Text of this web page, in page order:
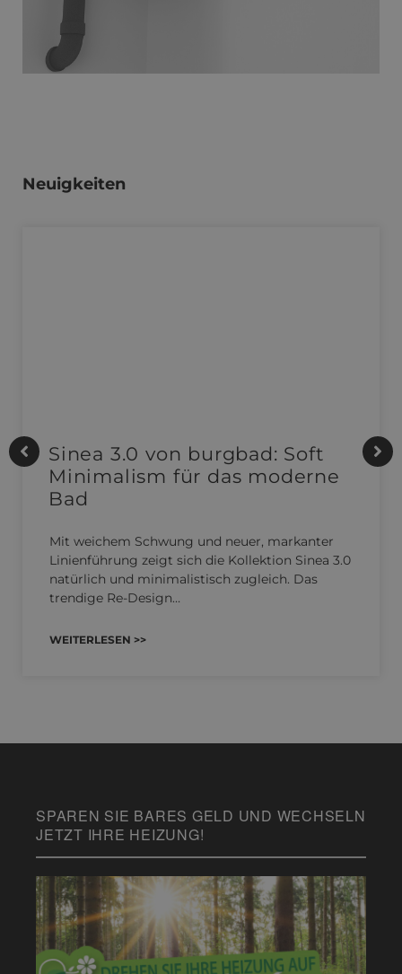
Neuigkeiten
Sinea 3.0 von burgbad: Soft
Minimalism für das moderne
Bad
Mit weichem Schwung und neuer, markanter
Linienführung zeigt sich die Kollektion Sinea 3.0
natürlich und minimalistisch zugleich. Das
trendige Re-Design…
WEITERLESEN >>
SPAREN SIE BARES GELD UND WECHSELN
JETZT IHRE HEIZUNG!